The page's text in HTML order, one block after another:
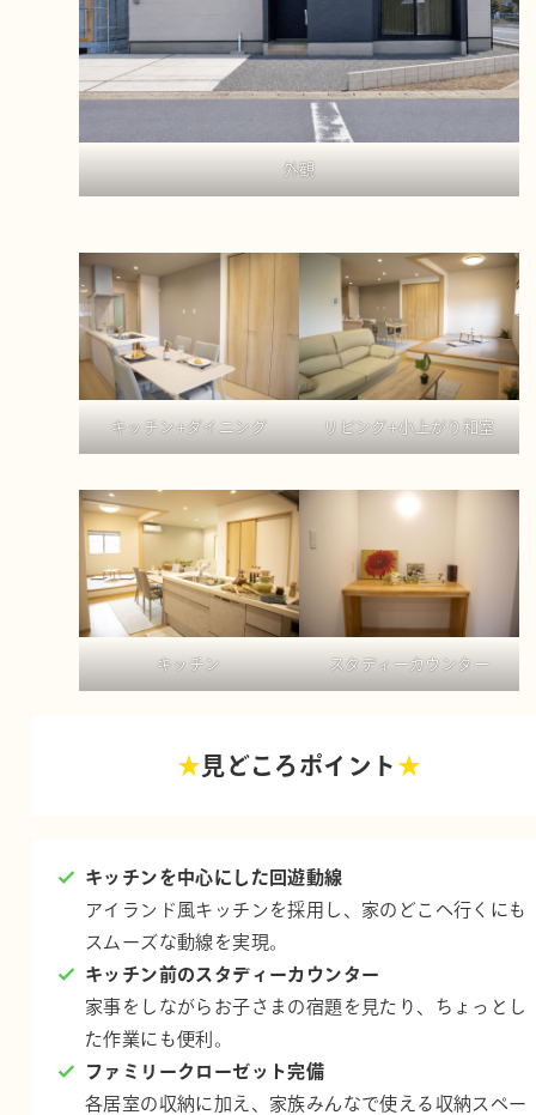
外観
キッチン+ダイニング リビング+小上がり和室
キッチン スタディーカウンター
★ 見どころポイント ★
キッチンを中心にした回遊動線
アイランド風キッチンを採用し、家のどこへ行くにも
スムーズな動線を実現。
キッチン前のスタディーカウンター
家事をしながらお子さまの宿題を見たり、ちょっとし
た作業にも便利。
ファミリークローゼット完備
各居室の収納に加え、家族みんなで使える収納スペー